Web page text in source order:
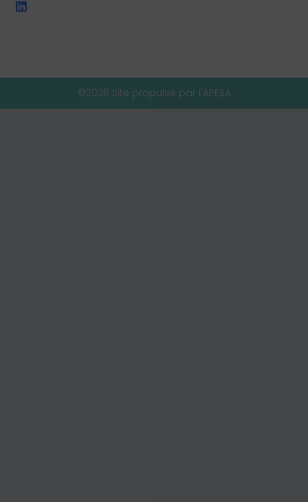
©2026 Site propulsé par l'APESA